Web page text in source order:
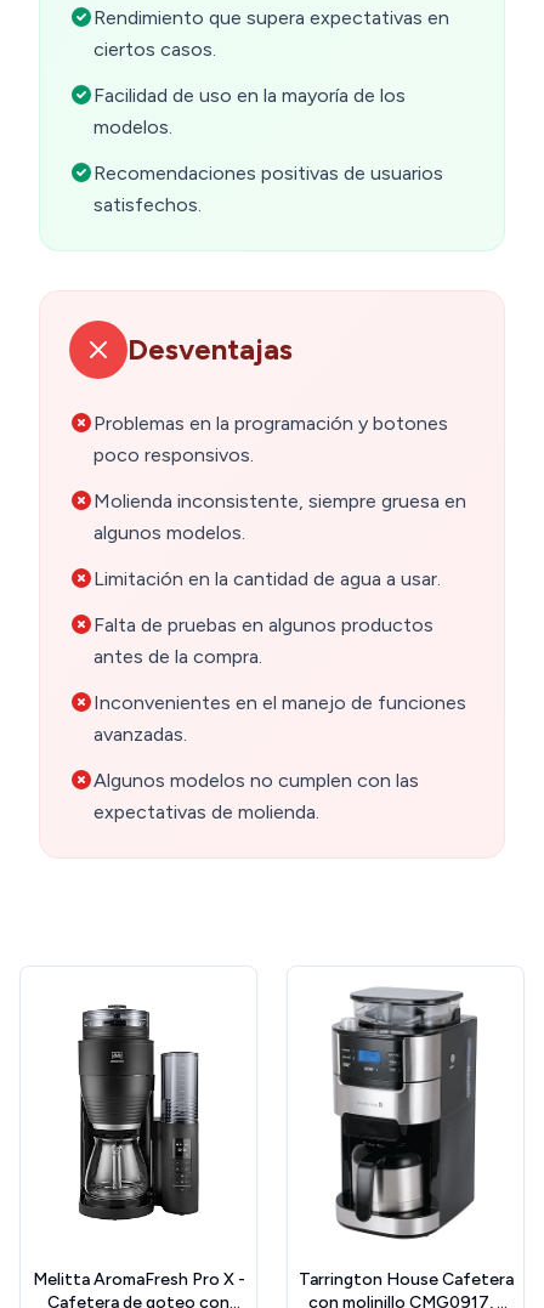
Rendimiento que supera expectativas en
ciertos casos.
Facilidad de uso en la mayoría de los
modelos.
Recomendaciones positivas de usuarios
satisfechos.
Desventajas
Problemas en la programación y botones
poco responsivos.
Molienda inconsistente, siempre gruesa en
algunos modelos.
Limitación en la cantidad de agua a usar.
Falta de pruebas en algunos productos
antes de la compra.
Inconvenientes en el manejo de funciones
avanzadas.
Algunos modelos no cumplen con las
expectativas de molienda.
Melitta AromaFresh Pro X -
Cafetera de goteo con
Tarrington House Cafetera
con molinillo CMG0917, 1